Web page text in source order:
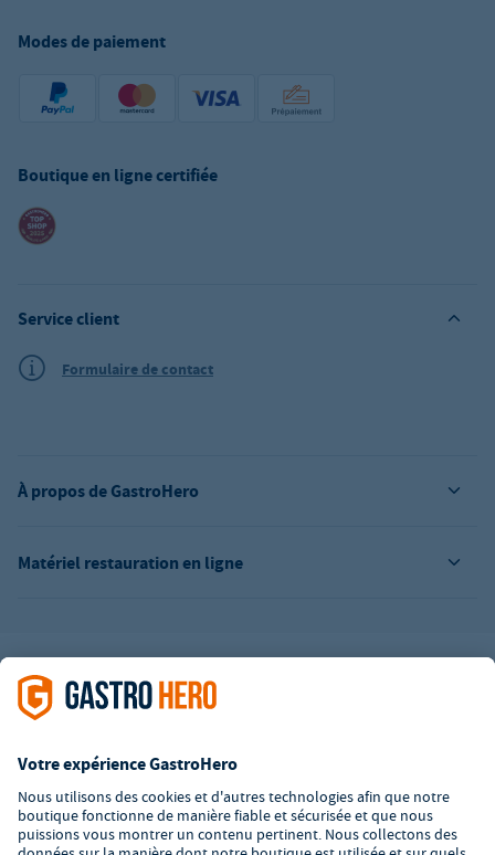
Modes de paiement
Boutique en ligne certifiée
Matériel restauration en ligne
À propos de GastroHero
Service client
Formulaire de contact
L’offre de la société GastroHero est exclusivement destinée aux
entreprises. Tous les prix sont des prix unitaires nets majorés de
Certaines méthodes de paiement peuvent entraîner des frais
supplémentaires.
² PVC : Prix de Vente Conseillé par le fabricant
*A partir d'un montant de 350€ net. Jusqu'à cette date, les frais